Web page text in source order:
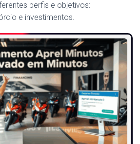
perfis e objetivos:
e investimentos.